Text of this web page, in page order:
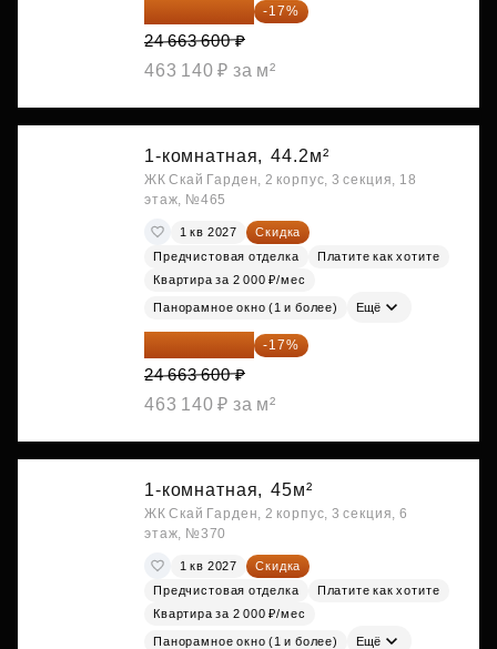
20 470 788 ₽ -17%
24 663 600 ₽
463 140 ₽ за м²
1-комнатная, 44.2м²
ЖК Скай Гарден, 2 корпус, 3 секция, 18
этаж, №465
1 кв 2027
Скидка
Предчистовая отделка
Платите как хотите
Квартира за 2 000 ₽/мес
Панорамное окно (1 и более) Ещё
20 470 788 ₽ -17%
24 663 600 ₽
463 140 ₽ за м²
1-комнатная, 45м²
ЖК Скай Гарден, 2 корпус, 3 секция, 6
этаж, №370
1 кв 2027
Скидка
Предчистовая отделка
Платите как хотите
Квартира за 2 000 ₽/мес
Панорамное окно (1 и более) Ещё